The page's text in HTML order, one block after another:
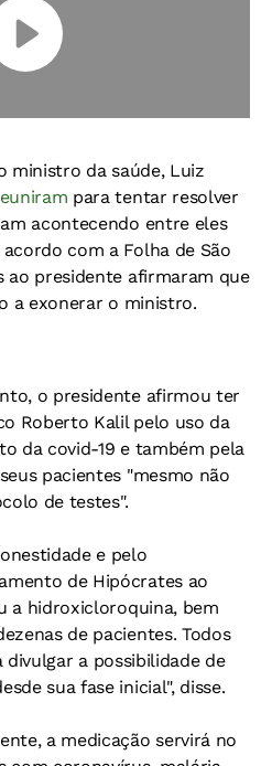
ministro da saúde, Luiz
para tentar resolver
acontecendo entre eles
com a Folha de São
ao presidente afirmaram que
a exonerar o ministro.
o presidente afirmou ter
Roberto Kalil pelo uso da
da covid-19 e também pela
pacientes "mesmo não
de testes".
e pelo
de Hipócrates ao
a hidroxicloroquina, bem
de pacientes. Todos
divulgar a possibilidade de
sua fase inicial", disse.
a medicação servirá no